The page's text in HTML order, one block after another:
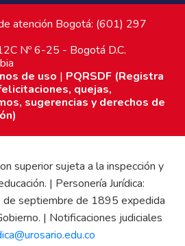
atención Bogotá: (601) 297
Nº 6-25 - Bogotá D.C.
de uso | PQRSDF (Registra
quejas,
sugerencias y derechos de
superior sujeta a la inspección y
| Personería Jurídica:
septiembre de 1895 expedida
| Notificaciones judiciales